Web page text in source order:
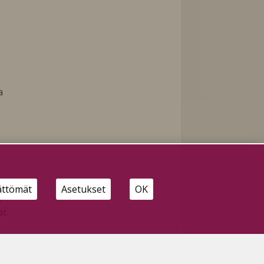
Asetukset OK